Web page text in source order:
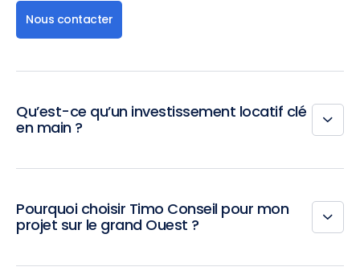
Nous contacter
Qu’est-ce qu’un investissement locatif clé
en main ?
Pourquoi choisir Timo Conseil pour mon
projet sur le grand Ouest ?